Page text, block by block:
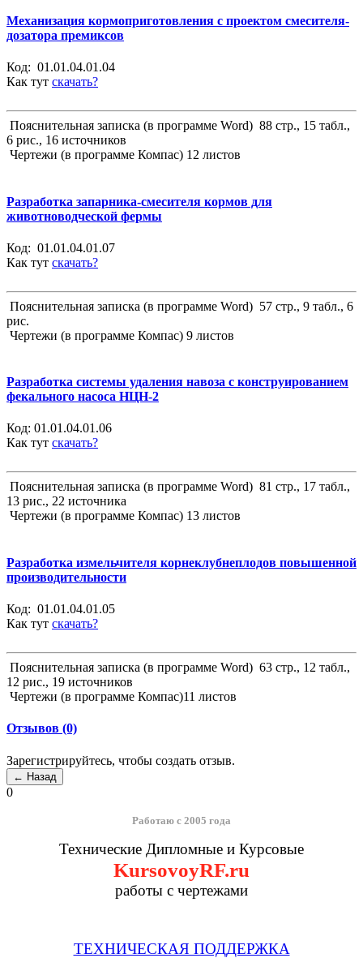
Механизация кормоприготовления с проектом смесителя-
дозатора премиксов
Код: 01.01.04.01.04
Как тут скачать?
Пояснительная записка (в программе Word) 88 стр., 15 табл.,
6 рис., 16 источников
Чертежи (в программе Компас) 12 листов
Разработка запарника-смесителя кормов для
животноводческой фермы
Код: 01.01.04.01.07
Как тут скачать?
Пояснительная записка (в программе Word) 57 стр., 9 табл., 6
рис.
Чертежи (в программе Компас) 9 листов
Разработка системы удаления навоза с конструированием
фекального насоса НЦН-2
Код: 01.01.04.01.06
Как тут скачать?
Пояснительная записка (в программе Word) 81 стр., 17 табл.,
13 рис., 22 источника
Чертежи (в программе Компас) 13 листов
Разработка измельчителя корнеклубнеплодов повышенной
производительности
Код: 01.01.04.01.05
Как тут скачать?
Пояснительная записка (в программе Word) 63 стр., 12 табл.,
12 рис., 19 источников
Чертежи (в программе Компас)11 листов
Отзывов (0)
Зарегистрируйтесь, чтобы создать отзыв.
0
Работаю с 2005 года
Технические Дипломные и Курсовые
KursovoyRF.ru
работы с чертежами
ТЕХНИЧЕСКАЯ ПОДДЕРЖКА